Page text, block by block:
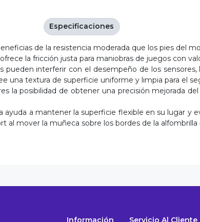
de la resistencia moderada que los pies del
la fricción justa para maniobras de juegos con
interferir con el desempeño de los
una textura de superficie uniforme y limpia para el
la posibilidad de obtener una precisión mejorada
ayuda a mantener la superficie flexible en su lugar
mover la muñeca sobre los bordes de la alfombrilla
Especificaciones
Información Servicio Al Cliente